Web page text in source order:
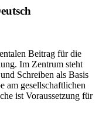
Beitrag für die
Im Zentrum steht
Schreiben als Basis
am gesellschaftlichen
ist Voraussetzung für